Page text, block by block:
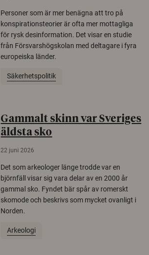
Personer som är mer benägna att tro på
konspirationsteorier är ofta mer mottagliga
för rysk desinformation. Det visar en studie
från Försvarshögskolan med deltagare i fyra
europeiska länder.
Säkerhetspolitik
Gammalt skinn var Sveriges
äldsta sko
22 juni 2026
Det som arkeologer länge trodde var en
björnfäll visar sig vara delar av en 2000 år
gammal sko. Fyndet bär spår av romerskt
skomode och beskrivs som mycket ovanligt i
Norden.
Arkeologi